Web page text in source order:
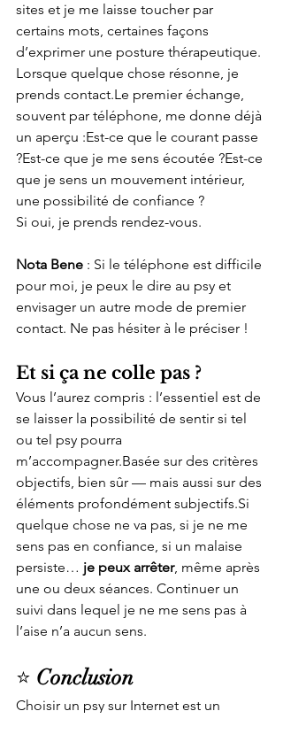
sites et je me laisse toucher par
certains mots, certaines façons
d’exprimer une posture thérapeutique.
Lorsque quelque chose résonne, je
prends contact.Le premier échange,
souvent par téléphone, me donne déjà
un aperçu :Est-ce que le courant passe
?Est-ce que je me sens écoutée ?Est-ce
que je sens un mouvement intérieur,
une possibilité de confiance ?
Si oui, je prends rendez-vous.
Nota Bene : Si le téléphone est difficile
pour moi, je peux le dire au psy et
envisager un autre mode de premier
contact. Ne pas hésiter à le préciser !
Et si ça ne colle pas ?
Vous l’aurez compris : l’essentiel est de
se laisser la possibilité de sentir si tel
ou tel psy pourra
m’accompagner.Basée sur des critères
objectifs, bien sûr — mais aussi sur des
éléments profondément subjectifs.Si
quelque chose ne va pas, si je ne me
sens pas en confiance, si un malaise
persiste… je peux arrêter, même après
une ou deux séances. Continuer un
suivi dans lequel je ne me sens pas à
l’aise n’a aucun sens.
⭐ Conclusion
Choisir un psy sur Internet est un